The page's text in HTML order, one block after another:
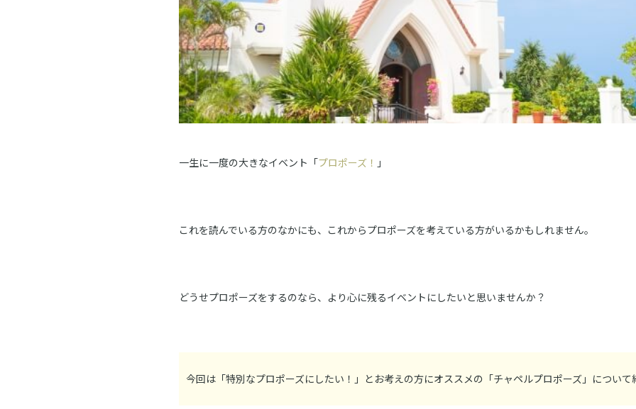
一生に一度の大きなイベント「プロポーズ！ 」
これを読んでいる方のなかにも、これからプロポーズを考えている方がいるかもしれません。
どうせプロポーズをするのなら、より心に残るイベントにしたいと思いませんか？
今回は「特別なプロポーズにしたい！」とお考えの方にオススメの「チャペルプロポーズ」について